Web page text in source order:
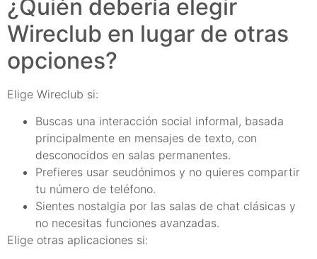
¿Quién debería elegir
Wireclub en lugar de otras
opciones?
Elige Wireclub si:
Buscas una interacción social informal, basada
principalmente en mensajes de texto, con
desconocidos en salas permanentes.
Prefieres usar seudónimos y no quieres compartir
tu número de teléfono.
Sientes nostalgia por las salas de chat clásicas y
no necesitas funciones avanzadas.
Elige otras aplicaciones si: